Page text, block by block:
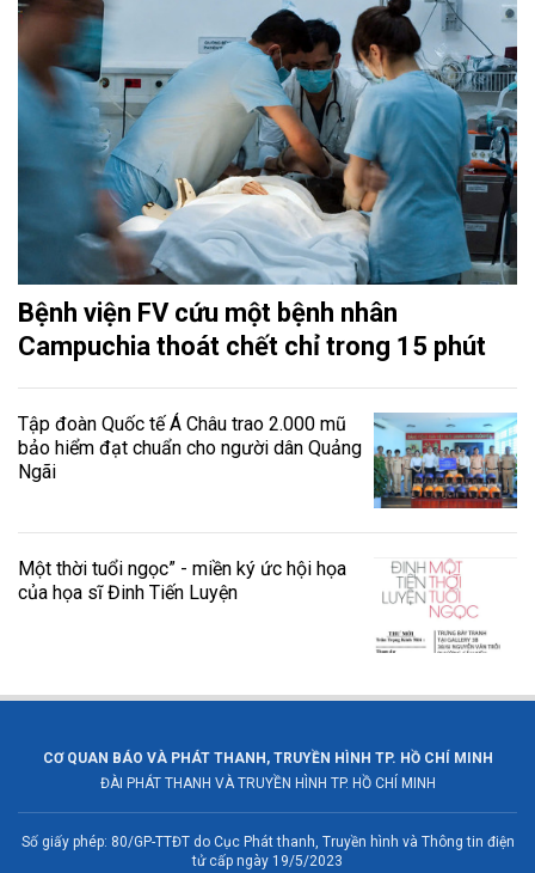
Bệnh viện FV cứu một bệnh nhân
Campuchia thoát chết chỉ trong 15 phút
Tập đoàn Quốc tế Á Châu trao 2.000 mũ
bảo hiểm đạt chuẩn cho người dân Quảng
Ngãi
Một thời tuổi ngọc” - miền ký ức hội họa
của họa sĩ Đinh Tiến Luyện
CƠ QUAN BÁO VÀ PHÁT THANH, TRUYỀN HÌNH TP. HỒ CHÍ MINH
ĐÀI PHÁT THANH VÀ TRUYỀN HÌNH TP. HỒ CHÍ MINH
Số giấy phép: 80/GP-TTĐT do Cục Phát thanh, Truyền hình và Thông tin điện
tử cấp ngày 19/5/2023